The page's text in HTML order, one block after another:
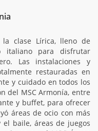
clase Lírica, lleno de
italiano para disfrutar
Las instalaciones y
restauradas en
y cuidado en todos los
del MSC Armonía, entre
y buffet, para ofrecer
áreas de ocio con más
baile, áreas de juegos